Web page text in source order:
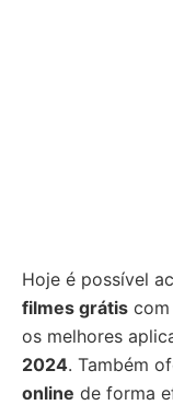
Hoje é possível
filmes grátis
os melhores
2024. Também
online de forma